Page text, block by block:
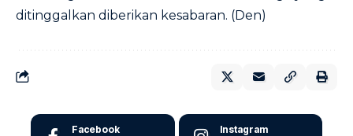
ditinggalkan diberikan kesabaran. (Den)
Facebook Instagram